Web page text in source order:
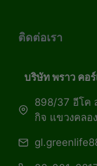
ติดต่อเรา
บริษัท พราว คอ
898/37 อีโค
กิจ แขวงคลอ